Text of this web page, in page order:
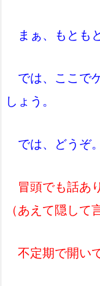
まぁ、もとも
では、ここで
しょう。
では、どうぞ。
冒頭でも話あ
（あえて隠して
不定期で開い